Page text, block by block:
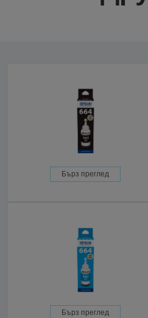
Бърз преглед
Бърз преглед